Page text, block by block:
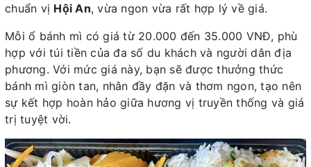
chuẩn vị Hội An, vừa ngon vừa rất hợp lý về giá.
Mỗi ổ bánh mì có giá từ 20.000 đến 35.000 VNĐ, phù
hợp với túi tiền của đa số du khách và người dân địa
phương. Với mức giá này, bạn sẽ được thưởng thức
bánh mì giòn tan, nhân đầy đặn và thơm ngon, tạo nên
sự kết hợp hoàn hảo giữa hương vị truyền thống và giá
trị tuyệt vời.